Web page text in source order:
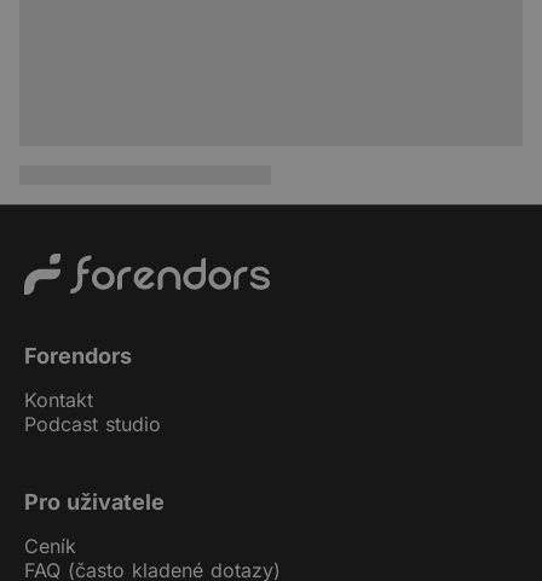
Forendors
Kontakt
Podcast studio
Pro uživatele
Ceník
FAQ (často kladené dotazy)